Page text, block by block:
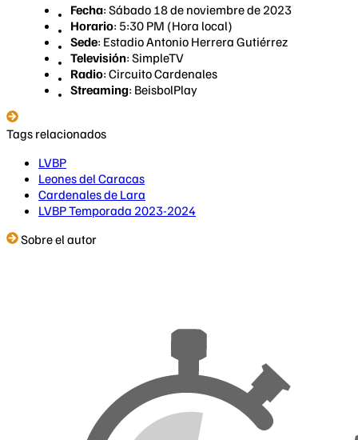
Fecha: Sábado 18 de noviembre de 2023
Horario: 5:30 PM (Hora local)
Sede: Estadio Antonio Herrera Gutiérrez
Televisión: SimpleTV
Radio: Circuito Cardenales
Streaming: BeisbolPlay
Tags relacionados
LVBP
Leones del Caracas
Cardenales de Lara
LVBP Temporada 2023-2024
Sobre el autor